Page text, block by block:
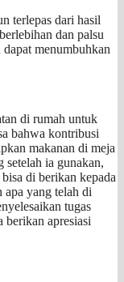
terlepas dari hasil
dan palsu
menumbuhkan
di rumah untuk
bahwa kontribusi
makanan di meja
setelah ia gunakan,
di berikan kepada
apa yang telah di
tugas
berikan apresiasi